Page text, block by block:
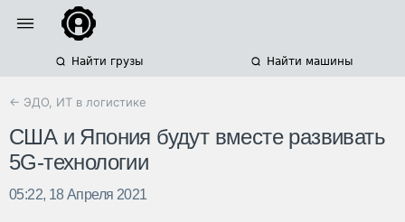
Найти грузы Найти машины
← ЭДО, ИТ в логистике
США и Япония будут вместе развивать
5G-технологии
05:22, 18 Апреля 2021